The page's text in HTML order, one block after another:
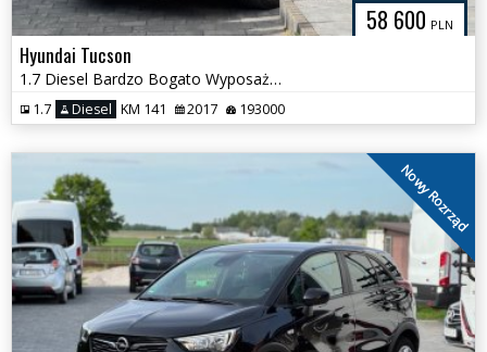
58 600 PLN
Hyundai Tucson
1.7 Diesel Bardzo Bogato Wyposażony Zadbany Doinwestowany
1.7 Diesel KM 141 2017 193000
Nowy Rozrząd